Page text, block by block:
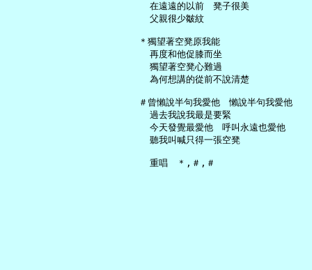
     在遠遠的以前　凳子很美
     父親很少皺紋
   ＊獨望著空凳原我能
     再度和他促膝而坐
     獨望著空凳心難過
     為何想講的從前不說清楚
   ＃曾懶說半句我愛他　懶說半句我愛他
     過去我說我最是要緊
     今天發覺最愛他　呼叫永遠也愛他
     聽我叫喊只得一張空凳